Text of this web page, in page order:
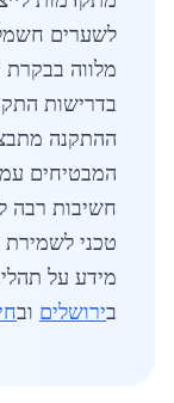
לשערים
מלווה בבקרת
בדרישות
ההתקנה
המבטיחים
חשיבות רבה
טכני
מידע על
בירושלים וב